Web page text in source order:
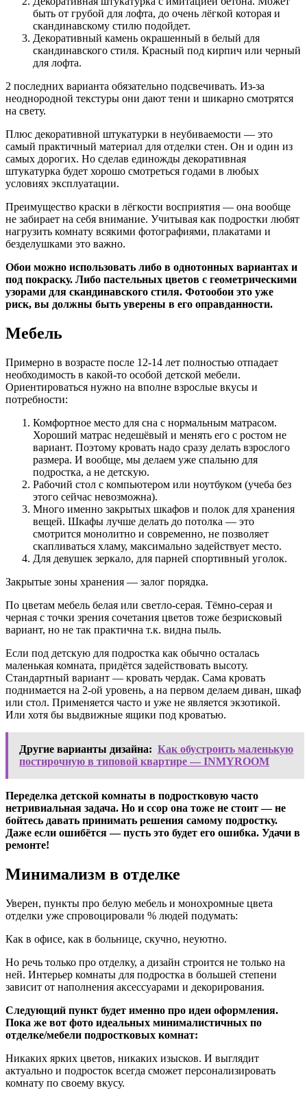
быть от грубой для лофта, до очень лёгкой которая и
скандинавскому стилю подойдет.
Декоративный камень окрашенный в белый для
скандинавского стиля. Красный под кирпич или черный
для лофта.
2 последних варианта обязательно подсвечивать. Из-за
неоднородной текстуры они дают тени и шикарно смотрятся
на свету.
Плюс декоративной штукатурки в неубиваемости — это
самый практичный материал для отделки стен. Он и один из
самых дорогих. Но сделав единожды декоративная
штукатурка будет хорошо смотреться годами в любых
условиях эксплуатации.
Преимущество краски в лёгкости восприятия — она вообще
не забирает на себя внимание. Учитывая как подростки любят
нагрузить комнату всякими фотографиями, плакатами и
безделушками это важно.
Обои можно использовать либо в однотонных вариантах и
под покраску. Либо пастельных цветов с геометрическими
узорами для скандинавского стиля. Фотообои это уже
риск, вы должны быть уверены в его оправданности.
Мебель
Примерно в возрасте после 12-14 лет полностью отпадает
необходимость в какой-то особой детской мебели.
Ориентироваться нужно на вполне взрослые вкусы и
потребности:
Комфортное место для сна с нормальным матрасом.
Хороший матрас недешёвый и менять его с ростом не
вариант. Поэтому кровать надо сразу делать взрослого
размера. И вообще, мы делаем уже спальню для
подростка, а не детскую.
Рабочий стол с компьютером или ноутбуком (учеба без
этого сейчас невозможна).
Много именно закрытых шкафов и полок для хранения
вещей. Шкафы лучше делать до потолка — это
смотрится монолитно и современно, не позволяет
скапливаться хламу, максимально задействует место.
Для девушек зеркало, для парней спортивный уголок.
Закрытые зоны хранения — залог порядка.
По цветам мебель белая или светло-серая. Тёмно-серая и
черная с точки зрения сочетания цветов тоже безрисковый
вариант, но не так практична т.к. видна пыль.
Если под детскую для подростка как обычно осталась
маленькая комната, придётся задействовать высоту.
Стандартный вариант — кровать чердак. Сама кровать
поднимается на 2-ой уровень, а на первом делаем диван, шкаф
или стол. Применяется часто и уже не является экзотикой.
Или хотя бы выдвижные ящики под кроватью.
Другие варианты дизайна: Как обустроить маленькую
постирочную в типовой квартире — INMYROOM
Переделка детской комнаты в подростковую часто
нетривиальная задача. Но и ссор она тоже не стоит — не
бойтесь давать принимать решения самому подростку.
Даже если ошибётся — пусть это будет его ошибка. Удачи в
ремонте!
Минимализм в отделке
Уверен, пункты про белую мебель и монохромные цвета
отделки уже спровоцировали % людей подумать:
Как в офисе, как в больнице, скучно, неуютно.
Но речь только про отделку, а дизайн строится не только на
ней. Интерьер комнаты для подростка в большей степени
зависит от наполнения аксессуарами и декорирования.
Следующий пункт будет именно про идеи оформления.
Пока же вот фото идеальных минималистичных по
отделке/мебели подростковых комнат:
Никаких ярких цветов, никаких изысков. И выглядит
актуально и подросток всегда сможет персонализировать
комнату по своему вкусу.